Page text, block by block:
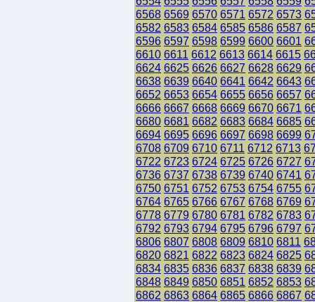
6568 6569 6570 6571 6572 6573
6582 6583 6584 6585 6586 6587
6596 6597 6598 6599 6600 6601
6610 6611 6612 6613 6614 6615
6624 6625 6626 6627 6628 6629
6638 6639 6640 6641 6642 6643
6652 6653 6654 6655 6656 6657
6666 6667 6668 6669 6670 6671
6680 6681 6682 6683 6684 6685
6694 6695 6696 6697 6698 6699
6708 6709 6710 6711 6712 6713
6722 6723 6724 6725 6726 6727
6736 6737 6738 6739 6740 6741
6750 6751 6752 6753 6754 6755
6764 6765 6766 6767 6768 6769
6778 6779 6780 6781 6782 6783
6792 6793 6794 6795 6796 6797
6806 6807 6808 6809 6810 6811
6820 6821 6822 6823 6824 6825
6834 6835 6836 6837 6838 6839
6848 6849 6850 6851 6852 6853
6862 6863 6864 6865 6866 6867